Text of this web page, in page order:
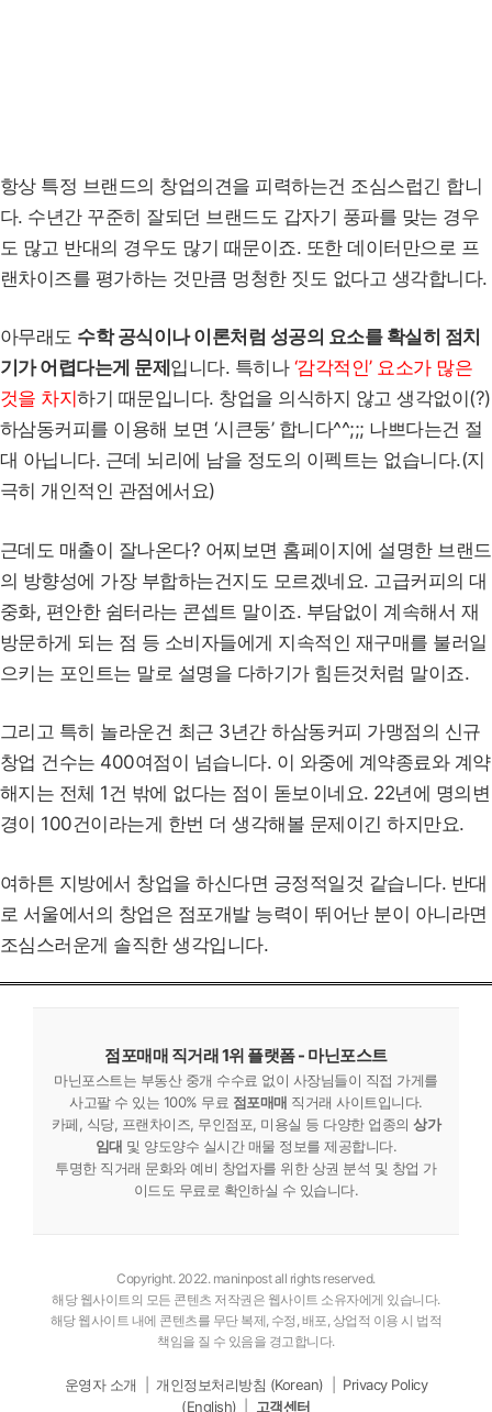
항상 특정 브랜드의 창업의견을 피력하는건 조심스럽긴 합니
다. 수년간 꾸준히 잘되던 브랜드도 갑자기 풍파를 맞는 경우
도 많고 반대의 경우도 많기 때문이죠. 또한 데이터만으로 프
랜차이즈를 평가하는 것만큼 멍청한 짓도 없다고 생각합니다.
아무래도 수학 공식이나 이론처럼 성공의 요소를 확실히 점치
기가 어렵다는게 문제 입니다. 특히나 ‘감각적인’ 요소가 많은
것을 차지하기 때문입니다. 창업을 의식하지 않고 생각없이(?)
하삼동커피를 이용해 보면 ‘시큰둥’ 합니다^^;;; 나쁘다는건 절
대 아닙니다. 근데 뇌리에 남을 정도의 이펙트는 없습니다.(지
극히 개인적인 관점에서요)
근데도 매출이 잘나온다? 어찌보면 홈페이지에 설명한 브랜드
의 방향성에 가장 부합하는건지도 모르겠네요. 고급커피의 대
중화, 편안한 쉼터라는 콘셉트 말이죠. 부담없이 계속해서 재
방문하게 되는 점 등 소비자들에게 지속적인 재구매를 불러일
으키는 포인트는 말로 설명을 다하기가 힘든것처럼 말이죠.
그리고 특히 놀라운건 최근 3년간 하삼동커피 가맹점의 신규
창업 건수는 400여점이 넘습니다. 이 와중에 계약종료와 계약
해지는 전체 1건 밖에 없다는 점이 돋보이네요. 22년에 명의변
경이 100건이라는게 한번 더 생각해볼 문제이긴 하지만요.
여하튼 지방에서 창업을 하신다면 긍정적일것 같습니다. 반대
로 서울에서의 창업은 점포개발 능력이 뛰어난 분이 아니라면
조심스러운게 솔직한 생각입니다.
점포매매 직거래 1위 플랫폼 - 마닌포스트
마닌포스트는 부동산 중개 수수료 없이 사장님들이 직접 가게를
사고팔 수 있는 100% 무료 점포매매 직거래 사이트입니다.
카페, 식당, 프랜차이즈, 무인점포, 미용실 등 다양한 업종의상가
임대 및 양도양수 실시간 매물 정보를 제공합니다.
투명한 직거래 문화와 예비 창업자를 위한 상권 분석 및 창업 가
이드도 무료로 확인하실 수 있습니다.
Copyright. 2022. maninpost all rights reserved.
해당 웹사이트의 모든 콘텐츠 저작권은 웹사이트 소유자에게 있습니다.
해당 웹사이트 내에 콘텐츠를 무단 복제, 수정, 배포, 상업적 이용 시 법적
책임을 질 수 있음을 경고합니다.
운영자 소개 개인정보처리방침 (Korean)
Privacy Policy
(English)
고객센터